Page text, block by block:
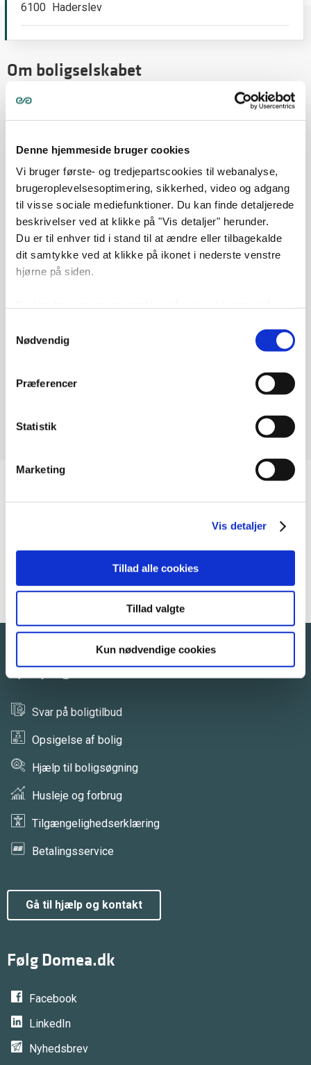
Denne hjemmeside bruger cookies
Vi bruger første- og tredjepartscookies til webanalyse,
brugeroplevelsesoptimering, sikkerhed, video og adgang
til visse sociale mediefunktioner. Du kan finde detaljerede
beskrivelser ved at klikke på "Vis detaljer" herunder.
Du er til enhver tid i stand til at ændre eller tilbagekalde
dit samtykke ved at klikke på ikonet i nederste venstre
hjørne på siden.
personoplysninger her
Nødvendig
Præferencer
Statistik
Marketing
Vis detaljer
Tillad alle cookies
Tillad valgte
Kun nødvendige cookies
6100
Haderslev
Om boligselskabet
Boligselskabet er en almen boligorganisation.
selskabets familieboliger derfor efter venteliste, men hver
fjerde ledige bolig stilles dog til rådighed for kommunen.
Eventuelle ungdomsboliger udlejes ligeledes efter
venteliste, men som hovedregel kun til ansøgere, der er
optaget på godkendt uddannelse. Eventuelle
ældre-/plejeboliger anvises normalt 100 % af kommunen.
Vedtægter
Ventelister
Hvad er en almen bolig?
Kom på venteliste til en bolig
Sådan får du en studiebolig
Hjælp og kontakt
Svar på boligtilbud
Opsigelse af bolig
Hjælp til boligsøgning
Husleje og forbrug
Tilgængelighedserklæring
Betalingsservice
gå til hjælp og kontakt
Følg Domea.dk
Facebook
LinkedIn
Nyhedsbrev